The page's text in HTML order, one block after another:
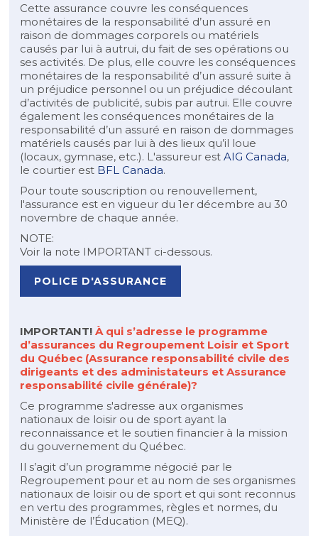
Cette assurance couvre les conséquences
monétaires de la responsabilité d’un assuré en
raison de dommages corporels ou matériels
causés par lui à autrui, du fait de ses opérations ou
ses activités. De plus, elle couvre les conséquences
monétaires de la responsabilité d’un assuré suite à
un préjudice personnel ou un préjudice découlant
d’activités de publicité, subis par autrui. Elle couvre
également les conséquences monétaires de la
responsabilité d’un assuré en raison de dommages
matériels causés par lui à des lieux qu’il loue
(locaux, gymnase, etc.). L'assureur estAIG Canada,
le courtier est BFL Canada.
Pour toute souscription ou renouvellement,
l'assurance est en vigueur du 1er décembre au 30
novembre de chaque année.
NOTE:
Voir la note IMPORTANT ci-dessous.
POLICE D'ASSURANCE
IMPORTANT!À qui s’adresse le programme
d’assurances du Regroupement Loisir et Sport
du Québec (Assurance responsabilité civile des
dirigeants et des administateurs et Assurance
responsabilité civile générale)?
Ce programme s'adresse aux organismes
nationaux de loisir ou de sport ayant la
reconnaissance et le soutien financier à la mission
du gouvernement du Québec.
Il s’agit d’un programme négocié par le
Regroupement pour et au nom de ses organismes
nationaux de loisir ou de sport et qui sont reconnus
en vertu des programmes, règles et normes, du
Ministère de l’Éducation (MEQ).